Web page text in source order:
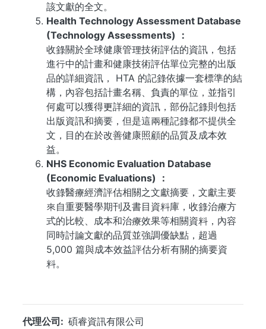
該文獻的全文。
Health Technology Assessment Database
(Technology Assessments) ：
收錄關於全球健康管理技術評估的資訊，包括
進行中的計畫和健康技術評估單位完整的出版
品的詳細資訊， HTA 的記錄依據一套標準的結
構，內容包括計畫名稱、負責的單位，並指引
何處可以獲得更詳細的資訊，部份記錄則包括
出版資訊和摘要，但是這兩種記錄都不提供全
文，目的在於改善健康照顧的品質及成本效
益。
NHS Economic Evaluation Database
(Economic Evaluations) ：
收錄醫療經濟評估相關之文獻摘要，文獻主要
來自重要醫學期刊及書目資料庫，收錄治療方
式的比較、成本和治療效果等相關資料，內容
同時討論文獻的品質並強調優缺點，超過
5,000 篇與成本效益評估分析有關的摘要資
料。
代理公司
碩睿資訊有限公司